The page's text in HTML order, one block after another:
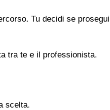
Tu decidi se
tra te e il professionista.
scelta.